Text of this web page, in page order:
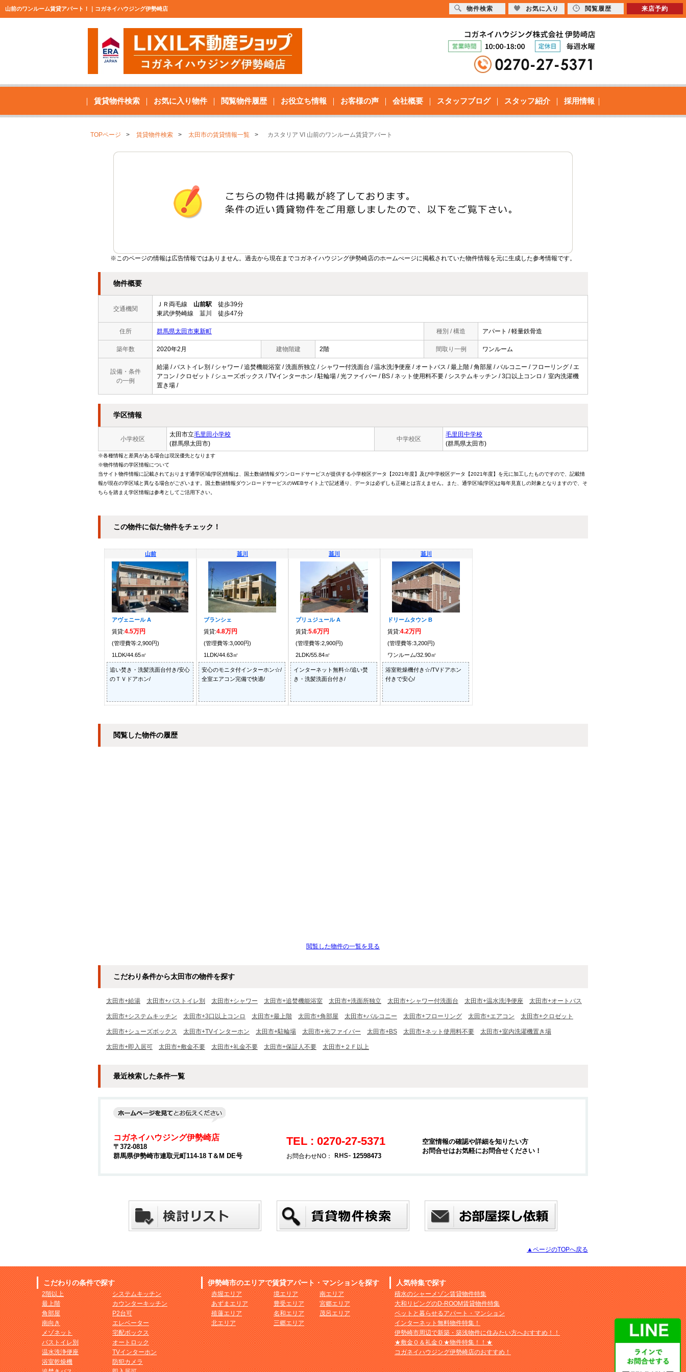
山前のワンルーム賃貸アパート！｜コガネイハウジング伊勢崎店
賃貸物件検索 お気に入り物件 閲覧物件履歴 お役立ち情報 お客様の声 会社概要 スタッフブログ スタッフ紹介 採用情報
TOPページ 賃貸物件検索 太田市の賃貸情報一覧 カスタリア VI 山前のワンルーム賃貸アパート
※このページの情報は広告情報ではありません。過去から現在までコガネイハウジング伊勢崎店のホームぺージに掲載されていた物件情報を元に生成した参考情報です。
物件概要
交通機関
ＪＲ両毛線 山前駅 徒歩39分
東武伊勢崎線 韮川 徒歩47分
住所 群馬県太田市東新町 種別 / 構造 アパート / 軽量鉄骨造
築年数 2020年2月 建物階建 2階 間取り一例 ワンルーム
設備・条件
の一例
給湯 / バストイレ別 / シャワー / 追焚機能浴室 / 洗面所独立 / シャワー付洗面台 / 温水洗浄便座 / オートバス / 最上階 / 角部屋 / バルコニー / フローリング / エ
アコン / クロゼット / シューズボックス / TVインターホン / 駐輪場 / 光ファイバー / BS / ネット使用料不要 / システムキッチン / 3口以上コンロ / 室内洗濯機
置き場 /
学区情報
小学校区
太田市立毛里田小学校
(群馬県太田市)
中学校区
毛里田中学校
(群馬県太田市)
※各種情報と差異がある場合は現況優先となります
※物件情報の学区情報について
当サイト物件情報に記載されております通学区域(学区)情報は、国土数値情報ダウンロードサービスが提供する小学校区データ【2021年度】及び中学校区データ【2021年度】を元に加工したものですので、記載情
報が現在の学区域と異なる場合がございます。国土数値情報ダウンロードサービスのWEBサイト上で記述通り、データは必ずしも正確とは言えません。また、通学区域(学区)は毎年見直しの対象となりますので、そ
ちらを踏まえ学区情報は参考としてご活用下さい。
この物件に似た物件をチェック！
山前
アヴェニール A
賃貸:4.5万円
(管理費等:2,900円)
1LDK/44.65㎡
追い焚き・洗髪洗面台付き/安心
のＴＶドアホン/
韮川
ブランシェ
賃貸:4.8万円
(管理費等:3,000円)
1LDK/44.63㎡
安心のモニタ付インターホン☆/
全室エアコン完備で快適/
韮川
プリュジュール A
賃貸:5.6万円
(管理費等:2,900円)
2LDK/55.84㎡
インターネット無料☆/追い焚
き・洗髪洗面台付き/
韮川
ドリームタウン B
賃貸:4.2万円
(管理費等:3,200円)
ワンルーム/32.90㎡
浴室乾燥機付き☆/TVドアホン
付きで安心/
閲覧した物件の履歴
閲覧した物件の一覧を見る
こだわり条件から太田市の物件を探す
太田市+給湯 太田市+バストイレ別 太田市+シャワー 太田市+追焚機能浴室 太田市+洗面所独立 太田市+シャワー付洗面台 太田市+温水洗浄便座 太田市+オートバス
太田市+システムキッチン 太田市+3口以上コンロ 太田市+最上階 太田市+角部屋 太田市+バルコニー 太田市+フローリング 太田市+エアコン 太田市+クロゼット
太田市+シューズボックス 太田市+TVインターホン 太田市+駐輪場 太田市+光ファイバー 太田市+BS 太田市+ネット使用料不要 太田市+室内洗濯機置き場
太田市+即入居可 太田市+敷金不要 太田市+礼金不要 太田市+保証人不要 太田市+２Ｆ以上
最近検索した条件一覧
コガネイハウジング伊勢崎店
〒372-0818
群馬県伊勢崎市連取元町114-18 T＆M DE号
TEL : 0270-27-5371
お問合わせNO： 12598473
空室情報の確認や詳細を知りたい方
お問合せはお気軽にお問合せください！
▲ページのTOPへ戻る
こだわりの条件で探す
2階以上
最上階
角部屋
南向き
メゾネット
バストイレ別
温水洗浄便座
浴室乾燥機
システムキッチン
カウンターキッチン
P2台可
エレベーター
宅配ボックス
オートロック
TVインターホン
防犯カメラ
伊勢崎市のエリアで賃貸アパート・マンションを探す
赤堀エリア
あずまエリア
殖蓮エリア
北エリア
境エリア
豊受エリア
名和エリア
三郷エリア
南エリア
宮郷エリア
茂呂エリア
人気特集で探す
積水のシャーメゾン賃貸物件特集
大和リビングのD-ROOM賃貸物件特集
ペットと暮らせるアパート・マンション
インターネット無料物件特集！
伊勢崎市周辺で新築・築浅物件に住みたい方へおすすめ！！
★敷金０＆礼金０★物件特集！！★
コガネイハウジング伊勢崎店のおすすめ！
物件検索 お気に入り 閲覧履歴 来店予約